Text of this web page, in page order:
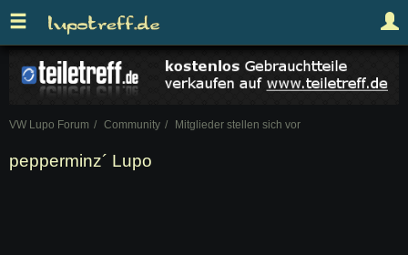
VW Lupo Forum Community Mitglieder stellen sich vor
pepperminz´ Lupo